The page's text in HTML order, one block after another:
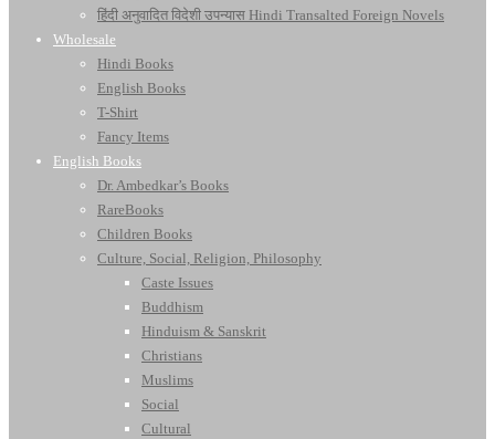
हिंदी अनुवादित विदेशी उपन्यास Hindi Transalted Foreign Novels
Wholesale
Hindi Books
English Books
T-Shirt
Fancy Items
English Books
Dr. Ambedkar’s Books
RareBooks
Children Books
Culture, Social, Religion, Philosophy
Caste Issues
Buddhism
Hinduism & Sanskrit
Christians
Muslims
Social
Cultural